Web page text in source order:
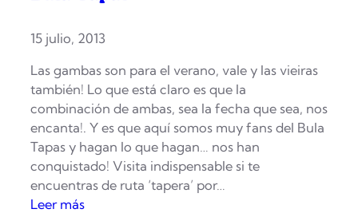
15 julio, 2013
Las gambas son para el verano, vale y las vieiras
también! Lo que está claro es que la
combinación de ambas, sea la fecha que sea, nos
encanta!. Y es que aquí somos muy fans del Bula
Tapas y hagan lo que hagan… nos han
conquistado! Visita indispensable si te
encuentras de ruta ‘tapera’ por…
Leer más: